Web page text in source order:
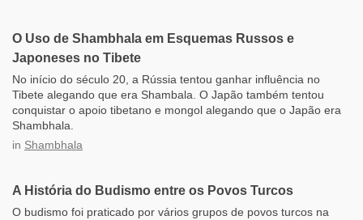
O Uso de Shambhala em Esquemas Russos e
Japoneses no Tibete
No início do século 20, a Rússia tentou ganhar influência no
Tibete alegando que era Shambala. O Japão também tentou
conquistar o apoio tibetano e mongol alegando que o Japão era
Shambhala.
in Shambhala
A História do Budismo entre os Povos Turcos
O budismo foi praticado por vários grupos de povos turcos na